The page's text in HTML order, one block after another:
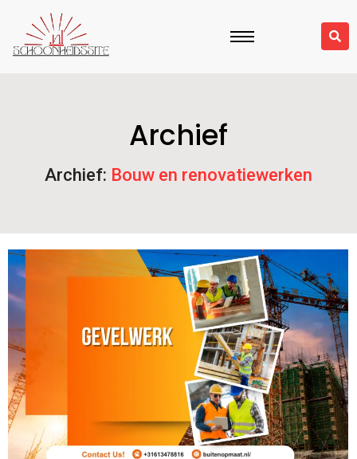
Archief
Archief: Bouw en renovatiewerken